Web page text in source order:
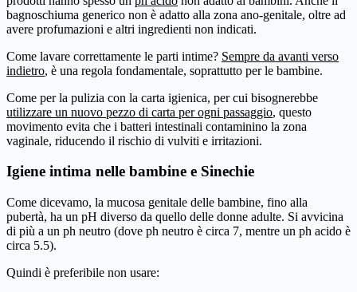
bagnoschiuma generico non è adatto alla zona ano-genitale, oltre ad
avere profumazioni e altri ingredienti non indicati.
Come lavare correttamente le parti intime? Sempre da avanti verso
indietro, è una regola fondamentale, soprattutto per le bambine.
Come per la pulizia con la carta igienica, per cui bisognerebbe
utilizzare un nuovo pezzo di carta per ogni passaggio, questo
movimento evita che i batteri intestinali contaminino la zona
vaginale, riducendo il rischio di vulviti e irritazioni.
Igiene intima nelle bambine e Sinechie
Come dicevamo, la mucosa genitale delle bambine, fino alla
pubertà, ha un pH diverso da quello delle donne adulte. Si avvicina
di più a un ph neutro (dove ph neutro è circa 7, mentre un ph acido è
circa 5.5).
Quindi è preferibile non usare: